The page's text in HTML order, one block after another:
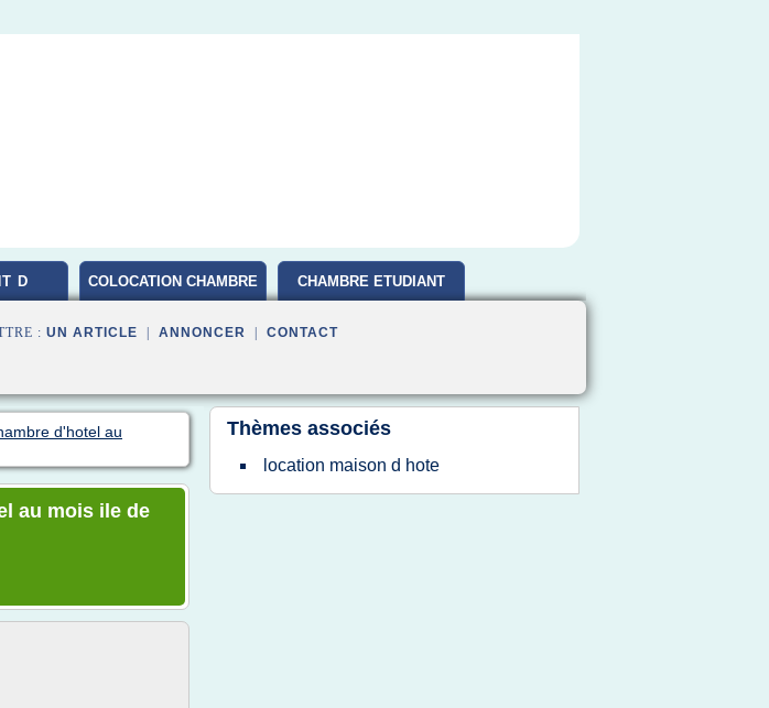
D COLOCATION CHAMBRE CHAMBRE ETUDIANT
: UN ARTICLE ANNONCER CONTACT
d'hotel au
au mois ile de
Thèmes associés
location maison d hote